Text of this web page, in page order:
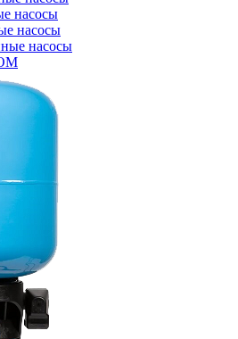
насосы
насосы
насосы